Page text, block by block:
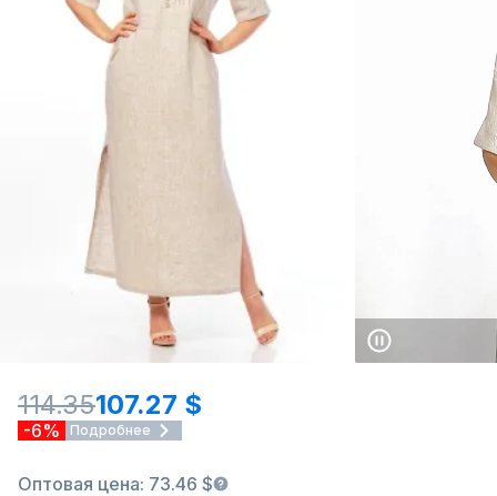
114.35107.27 $
-6% Подробнее
Оптовая цена: 73.46 $